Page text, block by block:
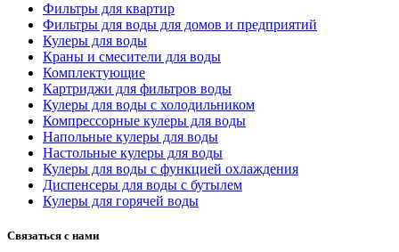
Фильтры для квартир
Фильтры для воды для домов и предприятий
Кулеры для воды
Краны и смесители для воды
Комплектующие
Картриджи для фильтров воды
Кулеры для воды с холодильником
Компрессорные кулеры для воды
Напольные кулеры для воды
Настольные кулеры для воды
Кулеры для воды с функцией охлаждения
Диспенсеры для воды с бутылем
Кулеры для горячей воды
Связаться с нами